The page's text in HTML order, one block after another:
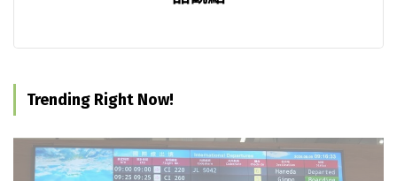
Trending Right Now!